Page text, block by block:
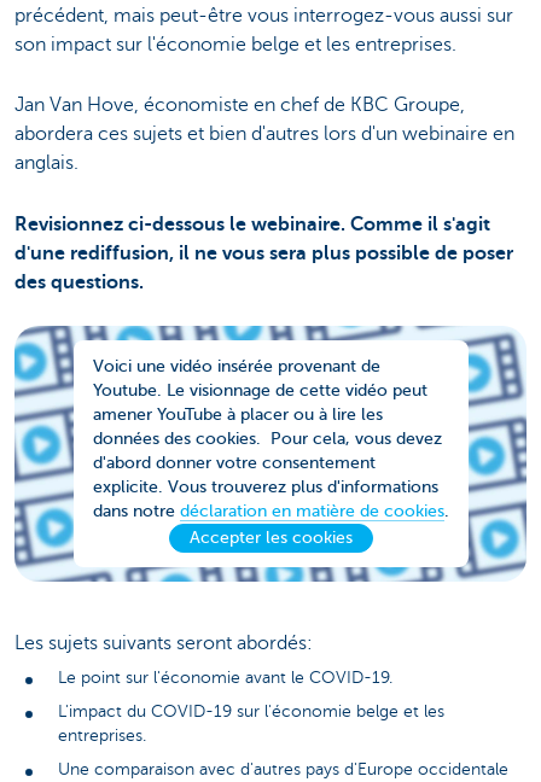
précédent, mais peut-être vous interrogez-vous aussi sur
son impact sur l'économie belge et les entreprises.
Jan Van Hove, économiste en chef de KBC Groupe,
abordera ces sujets et bien d'autres lors d'un webinaire en
anglais.
Revisionnez ci-dessous le webinaire. Comme il s'agit
d'une rediffusion, il ne vous sera plus possible de poser
des questions.
Voici une vidéo insérée provenant de
Youtube. Le visionnage de cette vidéo peut
amener YouTube à placer ou à lire les
données des cookies. Pour cela, vous devez
d'abord donner votre consentement
explicite. Vous trouverez plus d'informations
dans notre déclaration en matière de cookies.
Accepter les cookies
Les sujets suivants seront abordés:
Le point sur l'économie avant le COVID-19.
L'impact du COVID-19 sur l'économie belge et les
entreprises.
Une comparaison avec d'autres pays d'Europe occidentale